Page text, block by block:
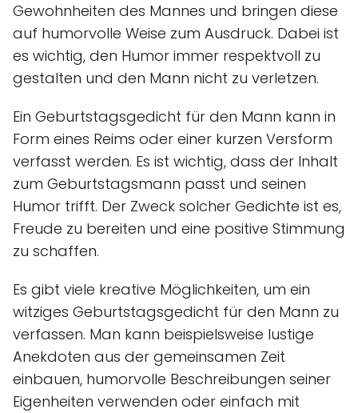
Gewohnheiten des Mannes und bringen diese
auf humorvolle Weise zum Ausdruck. Dabei ist
es wichtig, den Humor immer respektvoll zu
gestalten und den Mann nicht zu verletzen.
Ein Geburtstagsgedicht für den Mann kann in
Form eines Reims oder einer kurzen Versform
verfasst werden. Es ist wichtig, dass der Inhalt
zum Geburtstagsmann passt und seinen
Humor trifft. Der Zweck solcher Gedichte ist es,
Freude zu bereiten und eine positive Stimmung
zu schaffen.
Es gibt viele kreative Möglichkeiten, um ein
witziges Geburtstagsgedicht für den Mann zu
verfassen. Man kann beispielsweise lustige
Anekdoten aus der gemeinsamen Zeit
einbauen, humorvolle Beschreibungen seiner
Eigenheiten verwenden oder einfach mit